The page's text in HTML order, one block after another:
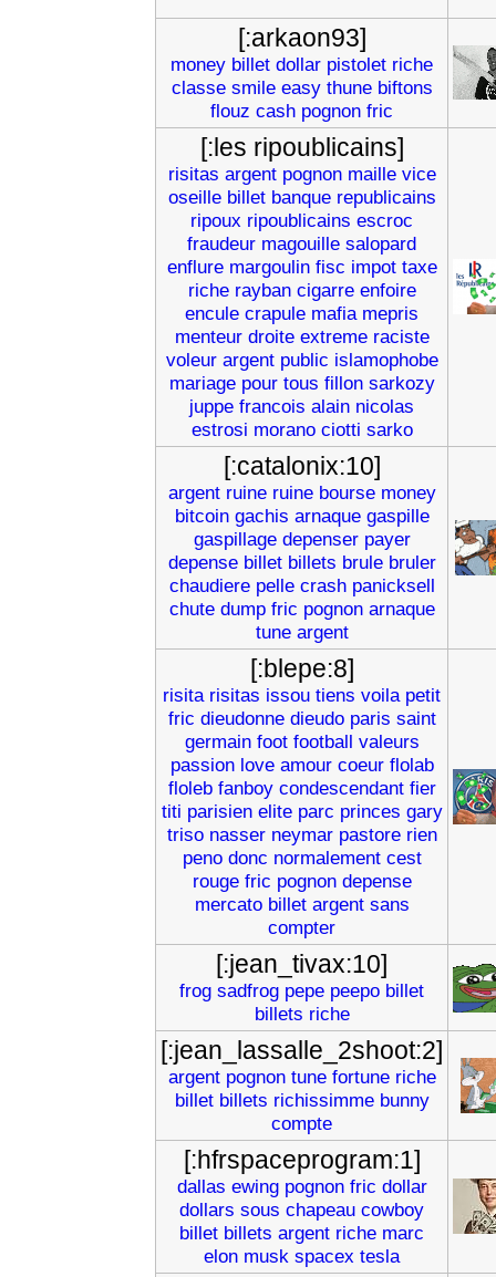
[:arkaon93]
money billet dollar pistolet riche
classe smile easy thune biftons
flouz cash pognon fric
[:les ripoublicains]
risitas argent pognon maille vice
oseille billet banque republicains
ripoux ripoublicains escroc
fraudeur magouille salopard
enflure margoulin fisc impot taxe
riche rayban cigarre enfoire
encule crapule mafia mepris
menteur droite extreme raciste
voleur argent public islamophobe
mariage pour tous fillon sarkozy
juppe francois alain nicolas
estrosi morano ciotti sarko
[:catalonix:10]
argent ruine ruine bourse money
bitcoin gachis arnaque gaspille
gaspillage depenser payer
depense billet billets brule bruler
chaudiere pelle crash panicksell
chute dump fric pognon arnaque
tune argent
[:blepe:8]
risita risitas issou tiens voila petit
fric dieudonne dieudo paris saint
germain foot football valeurs
passion love amour coeur flolab
floleb fanboy condescendant fier
titi parisien elite parc princes gary
triso nasser neymar pastore rien
peno donc normalement cest
rouge fric pognon depense
mercato billet argent sans
compter
[:jean_tivax:10]
frog sadfrog pepe peepo billet
billets riche
[:jean_lassalle_2shoot:2]
argent pognon tune fortune riche
billet billets richissimme bunny
compte
[:hfrspaceprogram:1]
dallas ewing pognon fric dollar
dollars sous chapeau cowboy
billet billets argent riche marc
elon musk spacex tesla